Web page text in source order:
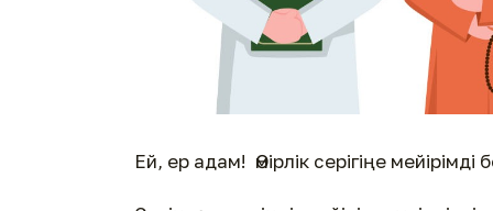
Ей, ер адам! Өмірлік серігіңе мейірімді